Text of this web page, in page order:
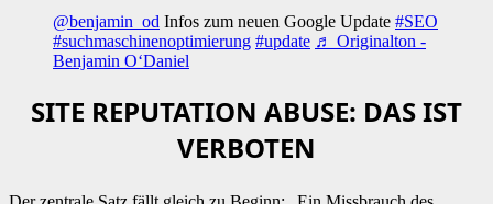
@benjamin_od Infos zum neuen Google Update #SEO
#suchmaschinenoptimierung #update ♬ Originalton -
Benjamin O‘Daniel
SITE REPUTATION ABUSE: DAS IST
VERBOTEN